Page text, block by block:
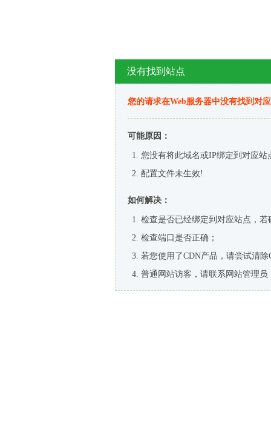
没有找到站点
您的请求在Web服务器中没有找到对
可能原因：
您没有将此域名或IP绑定到对应站
配置文件未生效!
如何解决：
检查是否已经绑定到对应站点，
检查端口是否正确；
若您使用了CDN产品，请尝试清除
普通网站访客，请联系网站管理员